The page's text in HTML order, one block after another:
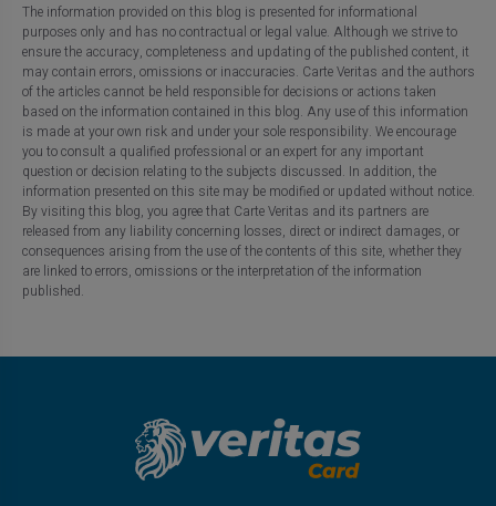
The information provided on this blog is presented for informational
purposes only and has no contractual or legal value. Although we strive to
ensure the accuracy, completeness and updating of the published content, it
may contain errors, omissions or inaccuracies. Carte Veritas and the authors
of the articles cannot be held responsible for decisions or actions taken
based on the information contained in this blog. Any use of this information
is made at your own risk and under your sole responsibility. We encourage
you to consult a qualified professional or an expert for any important
question or decision relating to the subjects discussed. In addition, the
information presented on this site may be modified or updated without notice.
By visiting this blog, you agree that Carte Veritas and its partners are
released from any liability concerning losses, direct or indirect damages, or
consequences arising from the use of the contents of this site, whether they
are linked to errors, omissions or the interpretation of the information
published.